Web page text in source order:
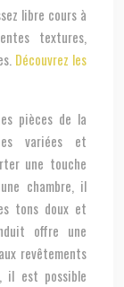
libre cours à
textures,
Découvrez les
pièces de la
variées et
une touche
chambre, il
tons doux et
offre une
revêtements
il est possible